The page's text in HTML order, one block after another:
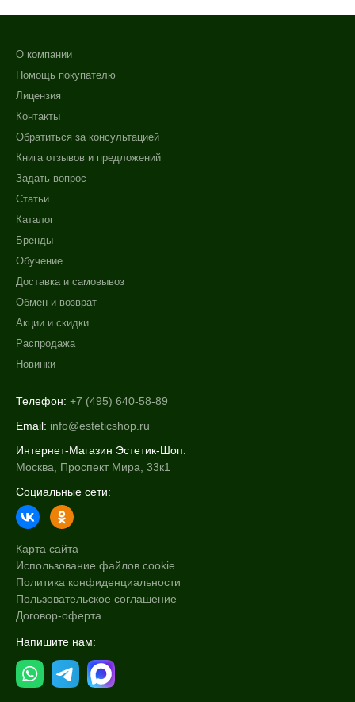
О компании
Помощь покупателю
Лицензия
Контакты
Обратиться за консультацией
Книга отзывов и предложений
Задать вопрос
Статьи
Каталог
Бренды
Обучение
Доставка и самовывоз
Обмен и возврат
Акции и скидки
Распродажа
Новинки
Телефон: +7 (495) 640-58-89
Email: info@esteticshop.ru
Интернет-Магазин Эстетик-Шоп:
Москва, Проспект Мира, 33к1
Социальные сети:
Карта сайта
Использование файлов cookie
Политика конфиденциальности
Пользовательское соглашение
Договор-оферта
Напишите нам: